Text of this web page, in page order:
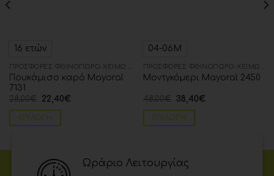
16 ετών
Πουκάμισο καρό Mayoral
7131
28,00€ 22,40€
ΕΠΙΛΟΓΉ
04-06Μ
Μοντγκόμερι Μayoral 2450
48,00€ 38,40€
ΕΠΙΛΟΓΉ
Ωράριο Λειτουργίας